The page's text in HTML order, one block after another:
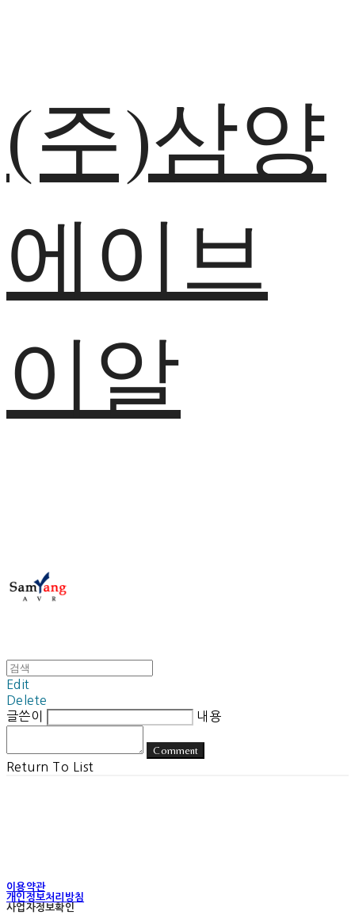
(주)삼양
에이브
이알
Edit
Delete
글쓴이
내용
Comment
Return To List
이용약관
개인정보처리방침
사업자정보확인